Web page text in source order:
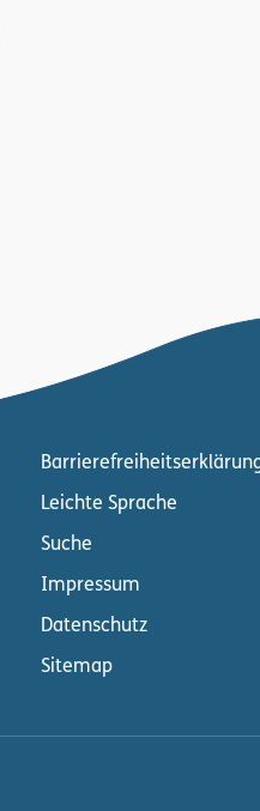
Leichte Sprache
Suche
Impressum
Datenschutz
Sitemap